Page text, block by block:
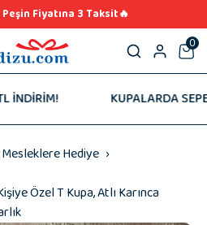
Fiyatına 3 Taksit🔥
0
KUPALARDA
Hediye
Özel T Kupa, Atlı Karınca